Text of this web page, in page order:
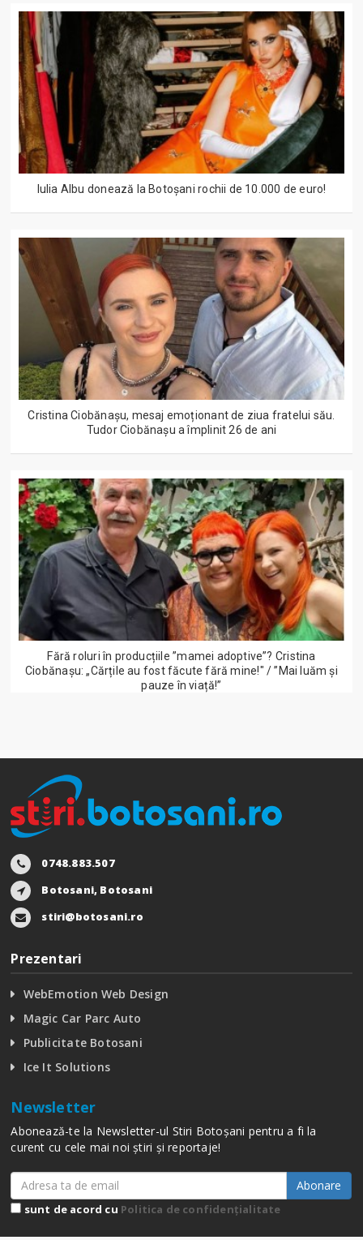
Iulia Albu donează la Botoșani rochii de 10.000 de euro!
Cristina Ciobănașu, mesaj emoționant de ziua fratelui său.
Tudor Ciobănașu a împlinit 26 de ani
Fără roluri în producțiile ”mamei adoptive”? Cristina
Ciobănașu: „Cărțile au fost făcute fără mine!" / ”Mai luăm și
pauze în viață!”
0748.883.507
Botosani, Botosani
stiri@botosani.ro
Prezentari
WebEmotion Web Design
Magic Car Parc Auto
Publicitate Botosani
Ice It Solutions
Newsletter
Abonează-te la Newsletter-ul Stiri Botoșani pentru a fi la
curent cu cele mai noi știri și reportaje!
Abonare
sunt de acord cu Politica de confidențialitate